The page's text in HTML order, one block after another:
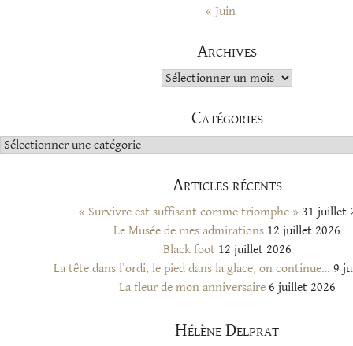
« Juin
Archives
Archives
Catégories
Catégories
Articles récents
« Survivre est suffisant comme triomphe » 31 juillet
Le Musée de mes admirations 12 juillet 2026
Black foot 12 juillet 2026
La tête dans l’ordi, le pied dans la glace, on continue… 9
La fleur de mon anniversaire 6 juillet 2026
Hélène Delprat